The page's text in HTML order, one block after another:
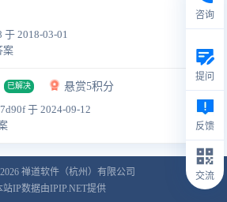
于 2018-03-01
案
已解决
悬赏5积分
于 2024-09-12
禅道软件（杭州）有限公司
站IP数据由IPIP.NET提供
咨询
提问
反馈
交流